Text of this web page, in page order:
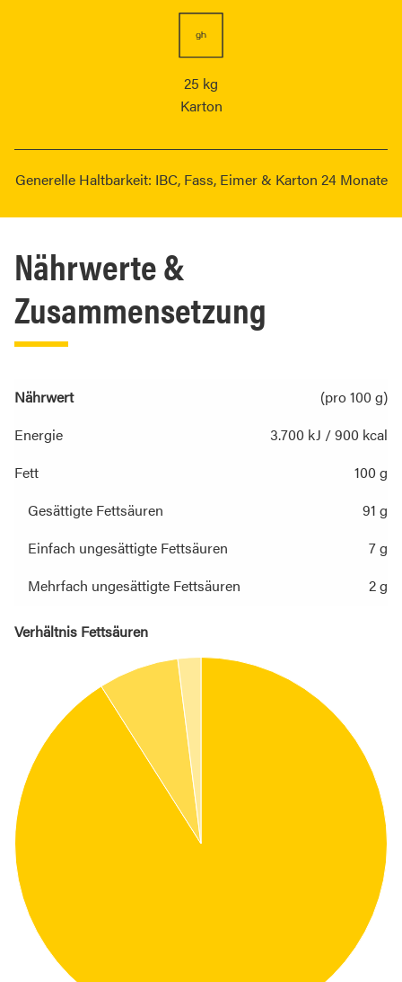
25 kg
Karton
Generelle Haltbarkeit: IBC, Fass, Eimer & Karton 24 Monate
Nährwerte &
Zusammensetzung
Nährwert
(pro 100 g)
Energie
3.700 kJ / 900 kcal
Fett
100 g
Gesättigte Fettsäuren
91 g
Einfach ungesättigte Fettsäuren
7 g
Mehrfach ungesättigte Fettsäuren
2 g
Verhältnis Fettsäuren